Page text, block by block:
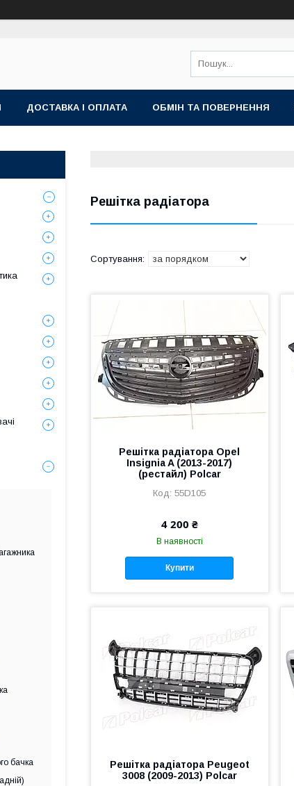
ДОСТАВКА І ОПЛАТА ОБМІН ТА ПОВЕРНЕННЯ
Решітка радіатора
Решітка радіатора Opel
Insignia A (2013-2017)
(рестайл) Polcar
55D105
4 200 ₴
В наявності
Купити
Решітка радіатора Peugeot
3008 (2009-2013) Polcar
бачка